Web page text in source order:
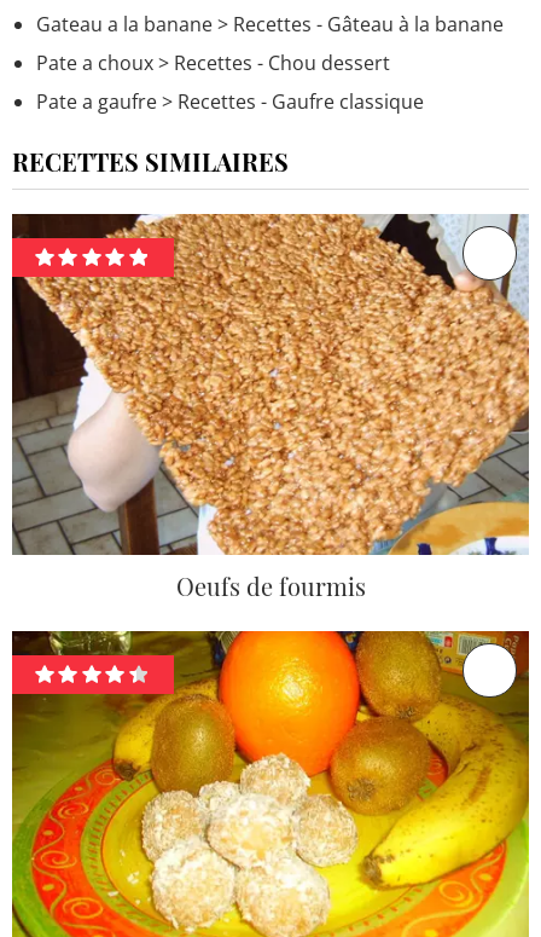
Gateau a la banane> Recettes - Gâteau à la banane
Pate a choux> Recettes - Chou dessert
Pate a gaufre> Recettes - Gaufre classique
RECETTES SIMILAIRES
Oeufs de fourmis